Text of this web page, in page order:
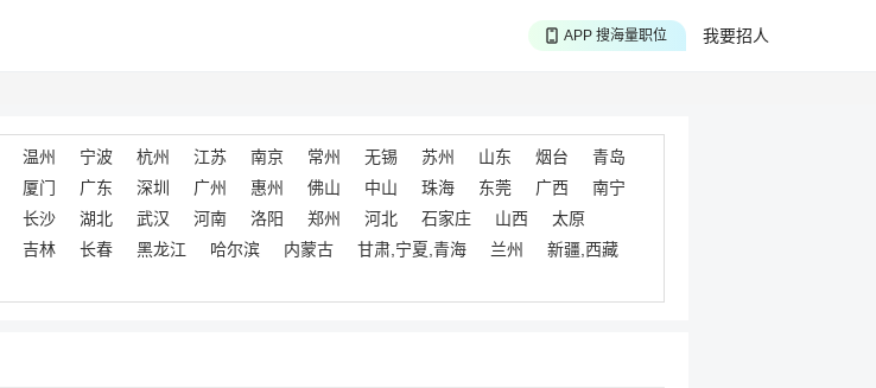
我要招人
APP 聊投递进度
温州 宁波 杭州 江苏 南京 常州 无锡 苏州 山东 烟台
青岛
厦门 广东 深圳 广州 惠州 佛山 中山 珠海 东莞 广西
南宁
长沙 湖北 武汉 河南 洛阳 郑州 河北 石家庄 山西
太原
吉林 长春 黑龙江 哈尔滨 内蒙古 甘肃,宁夏,青海 兰州
新疆,西藏